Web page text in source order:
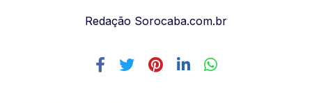
Redação Sorocaba.com.br